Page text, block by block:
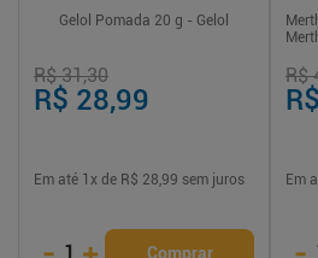
Gelol Pomada 20 g - Gelol
R$ 31,30
R$ 28,99
Em até 1 x de R$ 28,99 sem juros
1 Comprar
R$
Em